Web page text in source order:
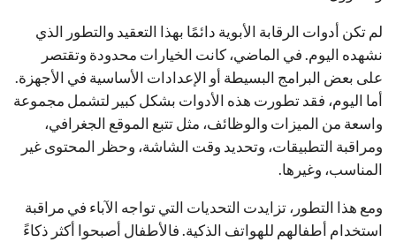
لم تكن أدوات الرقابة الأبوية دائمًا بهذا التعقيد والتطور الذي
نشهده اليوم. في الماضي، كانت الخيارات محدودة وتقتصر
على بعض البرامج البسيطة أو الإعدادات الأساسية في الأجهزة.
أما اليوم، فقد تطورت هذه الأدوات بشكل كبير لتشمل مجموعة
واسعة من الميزات والوظائف، مثل تتبع الموقع الجغرافي،
ومراقبة التطبيقات، وتحديد وقت الشاشة، وحظر المحتوى غير
المناسب، وغيرها.
ومع هذا التطور، تزايدت التحديات التي تواجه الآباء في مراقبة
استخدام أطفالهم للهواتف الذكية. فالأطفال أصبحوا أكثر ذكاءً